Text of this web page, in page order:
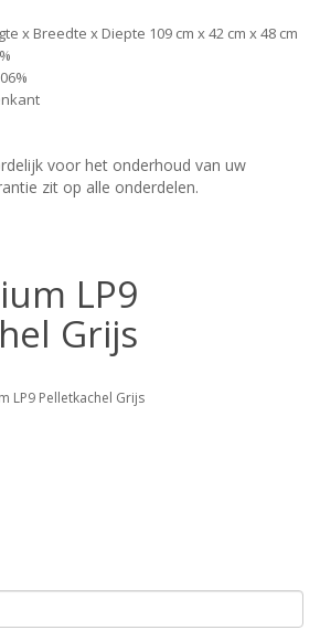
x Breedte x Diepte 109 cm x 42 cm x 48 cm
voor het onderhoud van uw
zit op alle onderdelen.
LP9
Grijs
LP9 Pelletkachel Grijs